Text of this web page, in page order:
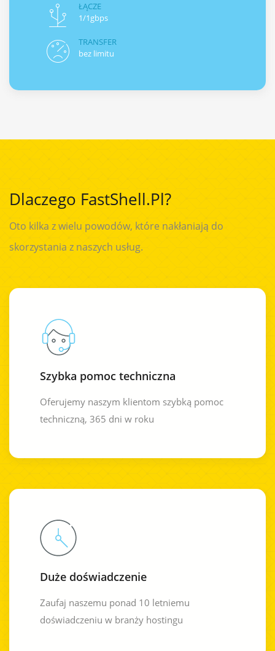
ŁĄCZE
1/1gbps
TRANSFER
bez limitu
Dlaczego FastShell.pl?
Oto kilka z wielu powodów, które nakłaniają do
skorzystania z naszych usług.
Szybka pomoc techniczna
Oferujemy naszym klientom szybką pomoc
techniczną, 365 dni w roku
Duże doświadczenie
Zaufaj naszemu ponad 10 letniemu
doświadczeniu w branży hostingu